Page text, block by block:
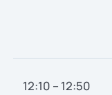
12:10 – 12:50